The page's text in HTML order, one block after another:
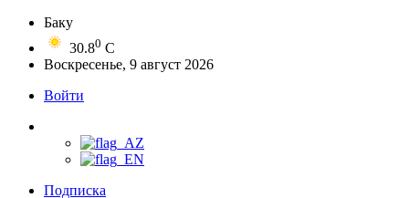
Баку
30.80 C
Воскресенье, 9 август 2026
Войти
Подписка